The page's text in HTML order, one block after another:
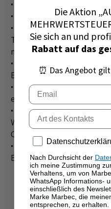
• Tragen Sie das reines
• Arbeiten Sie ein paar
• Legen Sie POWER DET
TUPFER auf die
mindestens 10-15
• Reiben Sie die
BLAUEM TUPFER ab;
• Sammeln Sie
einem Mikrofasertuch
• zum Schluss spülen
Wasser aus, bis Produkt
Oberfläche entfernt sind;
• Wiederholen Sie die
Ertrag: 1lt / 15-20 m².
GEHE ZU
Die Aktion
Sie sich an und
Rabatt auf das
⏰ Das Angebot
Email
Tipo di contatto
Privacy policy
Nach Durchsicht der
ich meine Zustimmung
Verhaltens, um von
WhatsApp Informations-
einschließlich des
Marke Marbec, die
entsprechen, zu erhalten.